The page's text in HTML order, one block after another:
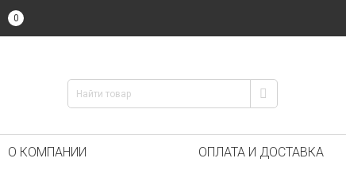
0
О КОМПАНИИ ОПЛАТА И ДОСТАВКА